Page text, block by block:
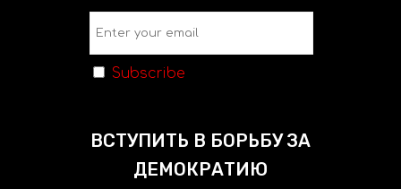
Subscribe
ВСТУПИТЬ В БОРЬБУ ЗА
ДЕМОКРАТИЮ